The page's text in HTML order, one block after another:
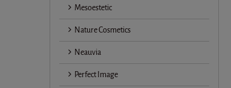
Mesoestetic
Nature Cosmetics
Neauvia
Perfect Image